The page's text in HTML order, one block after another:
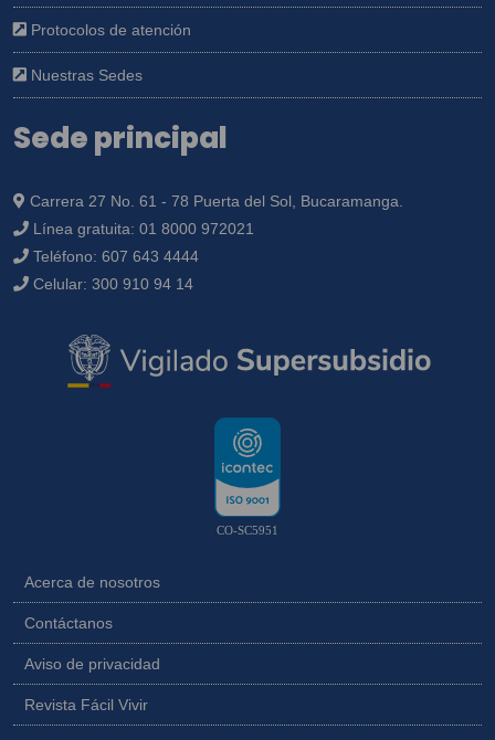
Protocolos de atención
Nuestras Sedes
Sede principal
Carrera 27 No. 61 - 78 Puerta del Sol, Bucaramanga.
Línea gratuita: 01 8000 972021
Teléfono: 607 643 4444
Celular: 300 910 94 14
CO-SC5951
Acerca de nosotros
Contáctanos
Aviso de privacidad
Revista Fácil Vivir